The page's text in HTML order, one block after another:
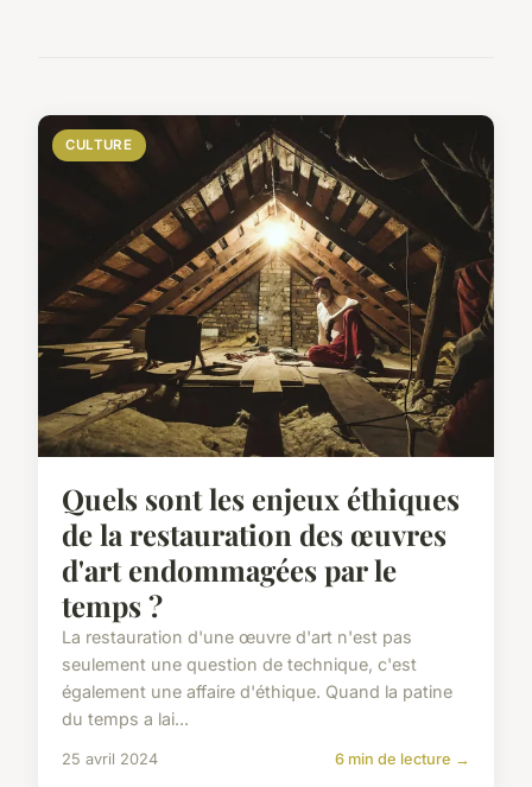
CULTURE
Quels sont les enjeux éthiques
de la restauration des œuvres
d'art endommagées par le
temps ?
La restauration d'une œuvre d'art n'est pas
seulement une question de technique, c'est
également une affaire d'éthique. Quand la patine
du temps a lai...
25 avril 2024 6 min de lecture →